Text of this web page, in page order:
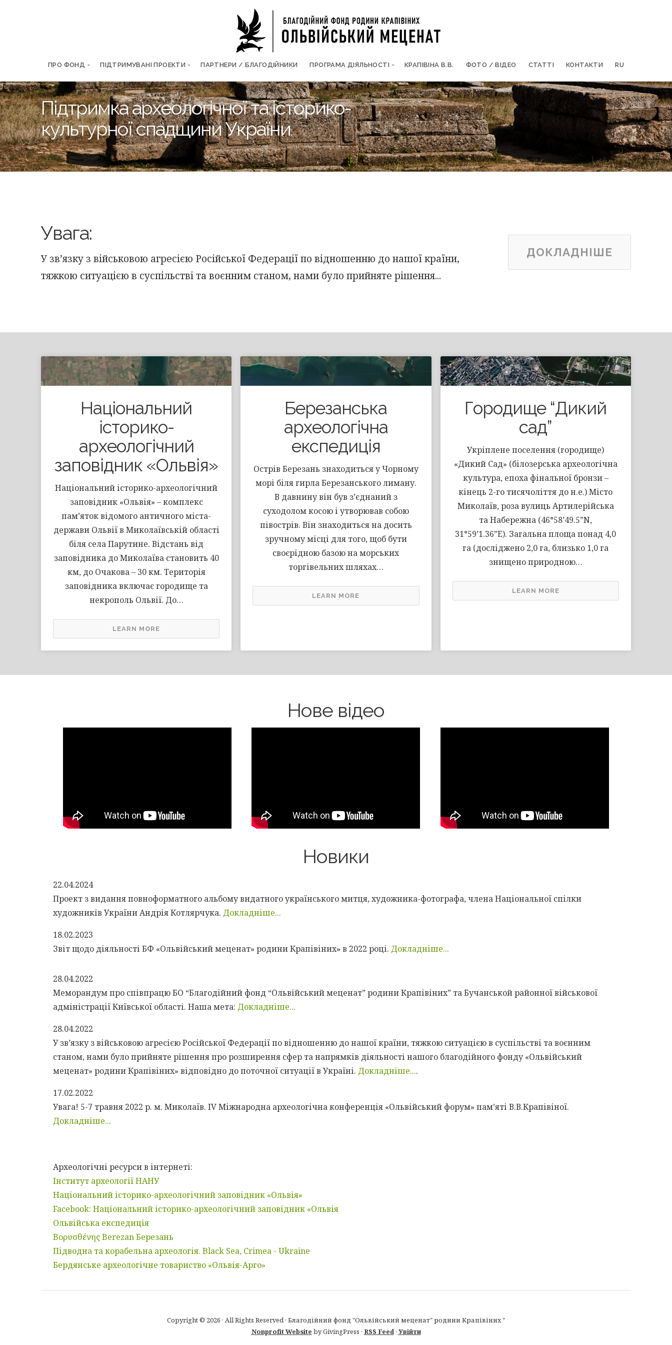
ПРО ФОНД ПІДТРИМУВАНІ ПРОЕКТИ ПАРТНЕРИ / БЛАГОДІЙНИКИ ПРОГРАМА ДІЯЛЬНОСТІ КРАПІВІНА В.В. ФОТО / ВІДЕО СТАТТІ КОНТАКТИ RU
Підтримка археологічної та історико-
культурної спадщини України
Увага:
У зв’язку з військовою агресією Російської Федерації по відношенню до нашої країни,
тяжкою ситуацією в суспільстві та воєнним станом, нами було прийняте рішення...
ДОКЛАДНІШЕ
Національний
історико-
археологічний
заповідник «Ольвія»
Національний історико-археологічний
заповідник «Ольвія» – комплекс
пам’яток відомого античного міста-
держави Ольвії в Миколаївській області
біля села Парутине. Відстань від
заповідника до Миколаїва становить 40
км, до Очакова – 30 км. Територія
заповідника включає городище та
некрополь Ольвії. До…
LEARN MORE
Березанська
археологічна
експедиція
Острів Березань знаходиться у Чорному
морі біля гирла Березанського лиману.
В давнину він був з’єднаний з
суходолом косою і утворював собою
півострів. Він знаходиться на досить
зручному місці для того, щоб бути
своєрідною базою на морських
торгівельних шляхах…
LEARN MORE
Городище “Дикий
сад”
Укріплене поселення (городище)
«Дикий Сад» (білозерська археологічна
культура, епоха фінальної бронзи –
кінець 2-го тисячоліття до н.е.) Місто
Миколаїв, роза вулиць Артилерійська
та Набережна (46°58’49.5”N,
31°59’1.36”E). Загальна площа понад 4,0
га (досліджено 2,0 га, близько 1,0 га
знищено природною…
LEARN MORE
Нове відео
Новики
22.04.2024
Проект з видання повноформатного альбому видатного українського митця, художника-фотографа, члена Національної спілки
художників України Андрія Котлярчука. Докладніше...
18.02.2023
Звіт щодо діяльності БФ «Ольвійський меценат» родини Крапівіних» в 2022 році. Докладніше...
28.04.2022
Меморандум про співпрацю БО “Благодійний фонд “Ольвійський меценат” родини Крапівіних” та Бучанськой районної військової
адміністрації Київської області. Наша мета: Докладніше...
28.04.2022
У зв’язку з військовою агресією Російської Федерації по відношенню до нашої країни, тяжкою ситуацією в суспільстві та воєнним
станом, нами було прийняте рішення про розширення сфер та напрямків діяльності нашого благодійного фонду «Ольвійський
меценат» родини Крапівіних» відповідно до поточної ситуації в Україні. Докладніше....
17.02.2022
Увага! 5-7 травня 2022 р. м. Миколаїв. ІV Міжнародна археологічна конференція «Ольвійський форум» пам’яті В.В.Крапівіної.
Докладніше...
Археологічні ресурси в інтернеті:
Інститут археології НАНУ
Національний історико-археологічний заповідник «Ольвія»
Facebook: Національний історико-археологічний заповідник «Ольвія
Ольвійська експедиція
Βορυσθένης Berezan Березань
Підводна та корабельна археологія. Black Sea, Crimea - Ukraine
Бердянське археологічне товариство «Ольвія-Арго»
Copyright © 2026 · All Rights Reserved · Благодійний фонд "Ольвійський меценат" родини Крапівіних "
Nonprofit Website by GivingPress · RSS Feed· Увійти